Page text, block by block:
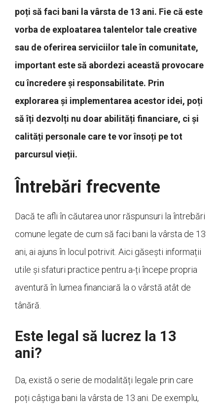
poți să faci bani la vârsta de 13 ani. Fie că este
vorba de exploatarea talentelor tale creative
sau de oferirea serviciilor tale în comunitate,
important este să abordezi această provocare
cu încredere și responsabilitate. Prin
explorarea și implementarea acestor idei, poți
să îți dezvolți nu doar abilități financiare, ci și
calități personale care te vor însoți pe tot
parcursul vieții.
Întrebări frecvente
Dacă te afli în căutarea unor răspunsuri la întrebări
comune legate de cum să faci bani la vârsta de 13
ani, ai ajuns în locul potrivit. Aici găsești informații
utile și sfaturi practice pentru a-ți începe propria
aventură în lumea financiară la o vârstă atât de
tânără.
Este legal să lucrez la 13
ani?
Da, există o serie de modalități legale prin care
poți câștiga bani la vârsta de 13 ani. De exemplu,